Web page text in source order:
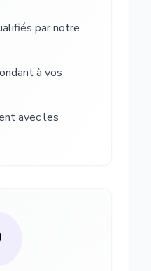
par notre
à vos
avec les